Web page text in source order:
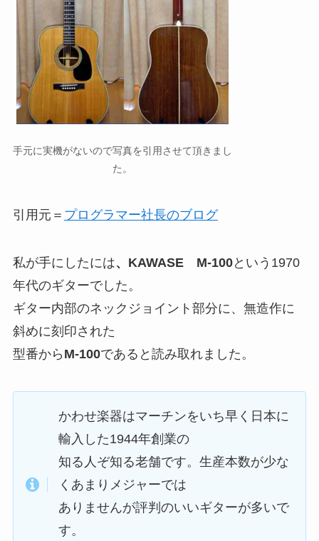
手元に実機がないので写真を引用させて頂きまし
た。
引用元＝ プログラマー社長のブログ
私が手にしたには、KAWASE M-100という1970
年代のギターでした。
ギター内部のネックジョイント部分に、無造作に
斜めに刻印された
型番から M-100であると読み取れました。
かわせ楽器はマーチンをいち早く日本に
輸入した1944年創業の
知る人ぞ知る老舗です。生産本数が少な
くあまりメジャーでは
ありませんが評判のいいギターが多いで
す。